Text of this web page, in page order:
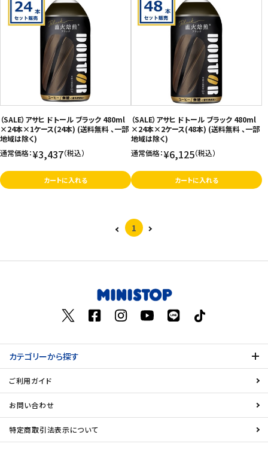
（SALE）アサヒ ドトール ブラック 480ml
×24本×1ケース(24本) (送料無料 、一部
地域は除く)
通常価格：¥3,437（税込）
カートに入れる
（SALE）アサヒ ドトール ブラック 480ml
×24本×2ケース(48本) (送料無料 、一部
地域は除く)
通常価格：¥6,125（税込）
カートに入れる
1
カテゴリーから探す
ご利用ガイド
お問い合わせ
特定商取引法表示について